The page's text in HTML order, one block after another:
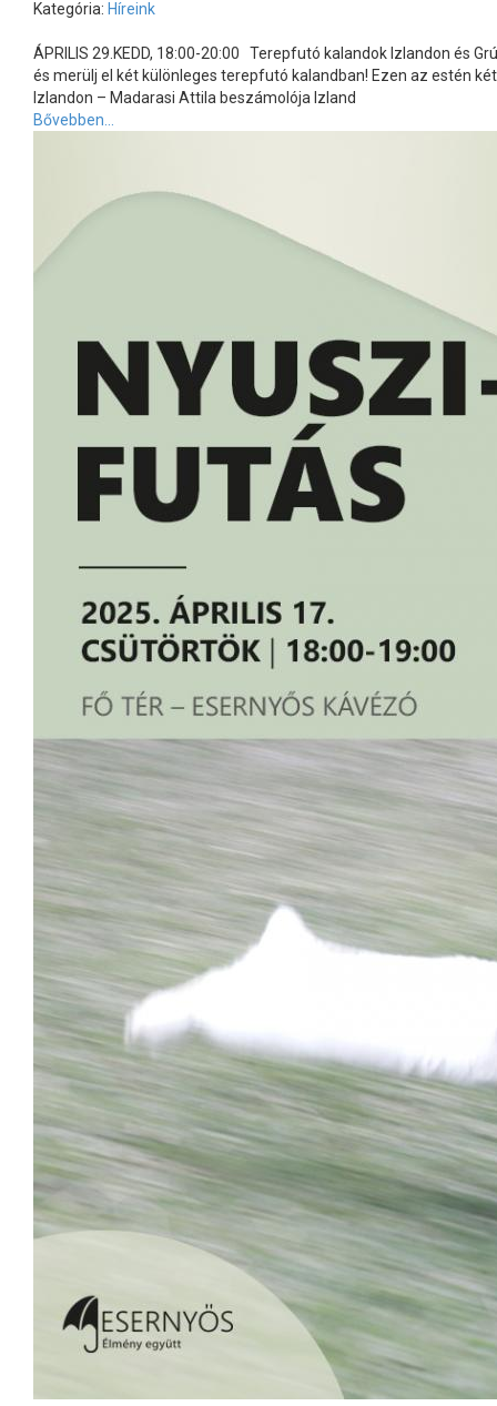
Kategória: Híreink
ÁPRILIS 29.KEDD, 18:00-20:00 Terepfutó kalandok Izlandon és
és merülj el két különleges terepfutó kalandban! Ezen az estén
Izlandon – Madarasi Attila beszámolója Izland
Bővebben...